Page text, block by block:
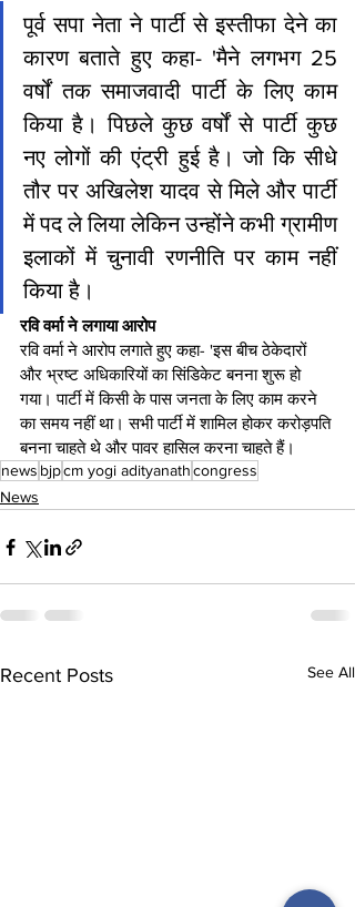
पूर्व सपा नेता ने पार्टी से इस्तीफा देने का
कारण बताते हुए कहा- 'मैने लगभग 25
वर्षों तक समाजवादी पार्टी के लिए काम
किया है। पिछले कुछ वर्षों से पार्टी कुछ
नए लोगों की एंट्री हुई है। जो कि सीधे
तौर पर अखिलेश यादव से मिले और पार्टी
में पद ले लिया लेकिन उन्होंने कभी ग्रामीण
इलाकों में चुनावी रणनीति पर काम नहीं
किया है।
रवि वर्मा ने लगाया आरोप
रवि वर्मा ने आरोप लगाते हुए कहा- 'इस बीच ठेकेदारों
और भ्रष्ट अधिकारियों का सिंडिकेट बनना शुरू हो
गया। पार्टी में किसी के पास जनता के लिए काम करने
का समय नहीं था। सभी पार्टी में शामिल होकर करोड़पति
बनना चाहते थे और पावर हासिल करना चाहते हैं।
news bjpcm yogi adityanathcongress
News
Recent Posts See All